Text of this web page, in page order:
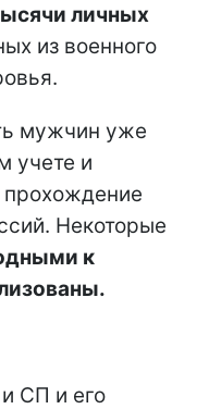
личных
из военного
мужчин уже
учете и
прохождение
Некоторые
к
СП и его